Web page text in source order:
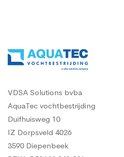
VDSA Solutions bvba
AquaTec vochtbestrijding
Duifhuisweg 10
IZ Dorpsveld 4026
3590 Diepenbeek